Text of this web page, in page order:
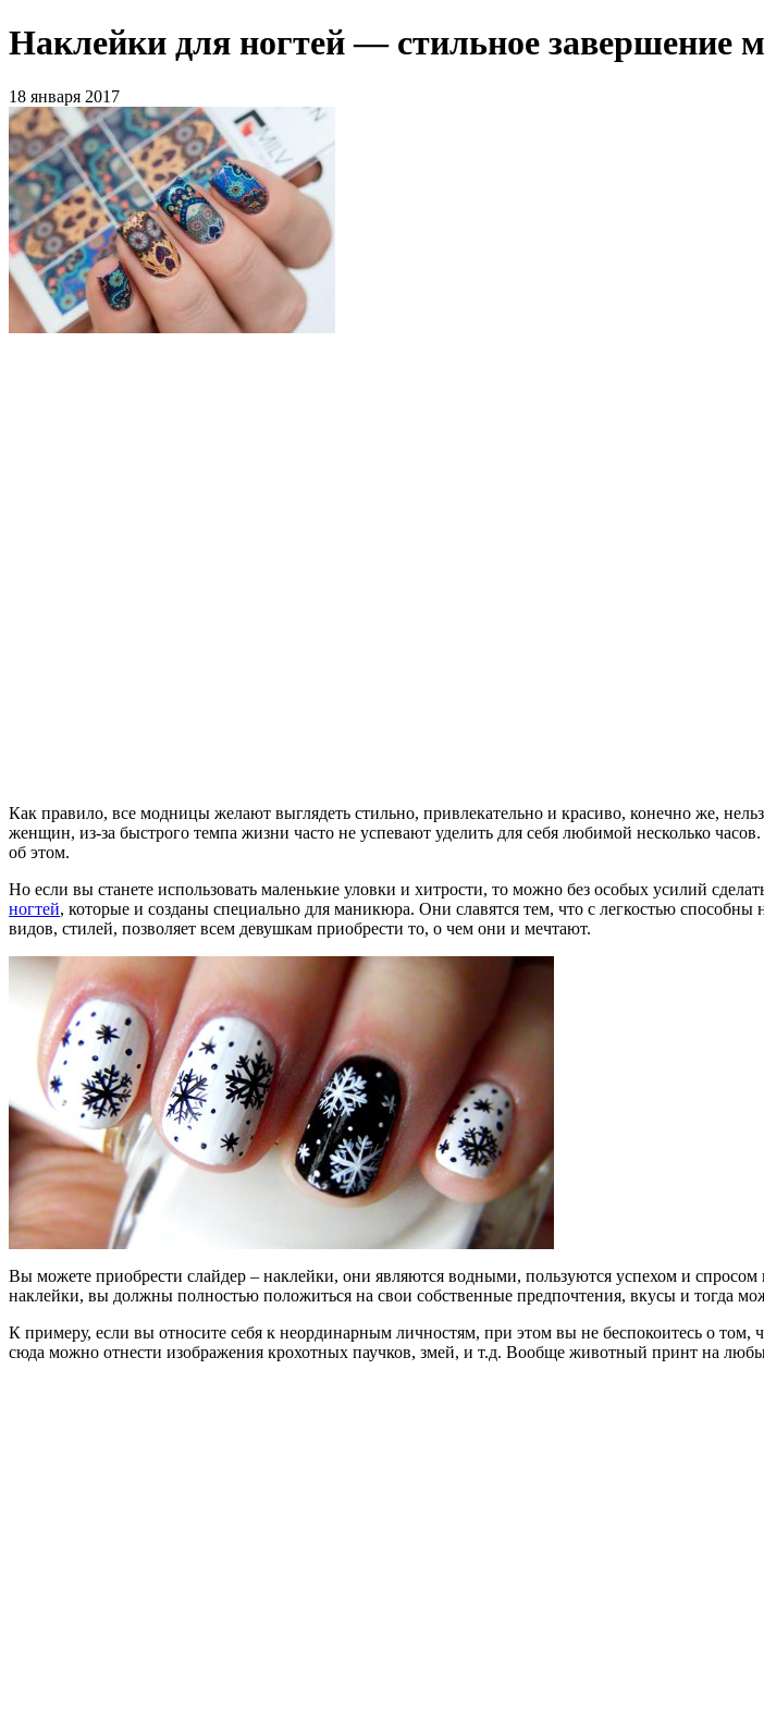
Наклейки для ногтей — стильное завершение
18 января 2017
Как правило, все модницы желают выглядеть стильно, привлекательно и красиво, конечно же,
женщин, из-за быстрого темпа жизни часто не успевают уделить для себя любимой несколько
об этом.
Но если вы станете использовать маленькие уловки и хитрости, то можно без особых усилий
ногтей, которые и созданы специально для маникюра. Они славятся тем, что с легкостью способны
видов, стилей, позволяет всем девушкам приобрести то, о чем они и мечтают.
Вы можете приобрести слайдер – наклейки, они являются водными, пользуются успехом и
наклейки, вы должны полностью положиться на свои собственные предпочтения, вкусы и тогда
К примеру, если вы относите себя к неординарным личностям, при этом вы не беспокоитесь о том,
сюда можно отнести изображения крохотных паучков, змей, и т.д. Вообще животный принт на